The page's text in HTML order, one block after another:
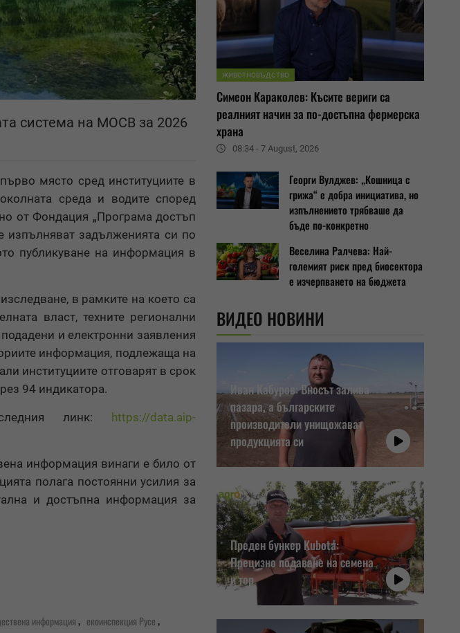
система на МОСВ за 2026
място сред институциите в
среда и водите според
от Фондация „Програма достъп
изпълняват задълженията си по
публикуване на информация в
в рамките на което са
власт, техните регионални
и електронни заявления
информация, подлежаща на
институциите отговарят в срок
94 индикатора.
линк:
https://data.aip-
информация винаги е било от
полага постоянни усилия за
и достъпна информация за
информация, екоинспекция Русе,
ЖИВОТНОВЪДСТВО
Симеон Караколев: Късите вериги са
реалният начин за по-достъпна фермерска
храна
08:34 - 7 August, 2026
Георги Вулджев: „Кошница с
грижа“ е добра инициатива, но
изпълнението трябваше да
бъде по-конкретно
Веселина Ралчева: Най-
големият риск пред биосектора
е изчерпването на бюджета
ВИДЕО НОВИНИ
Иван Кабуров: Вносът залива
пазара, а българските
производители унищожават
продукцията си
Преден бункер Kubota:
Прецизно подаване на семена
и тор